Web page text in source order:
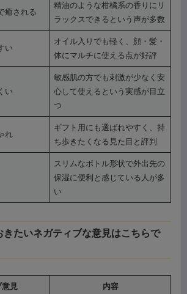
癒される
精油のような柑橘系の香りにリ
ラックスできるという声が多数
い
オイル入りでも軽く、顔・髪・
体にマルチに使える点が好評
い
敏感肌の方でも刺激が少なく安
心して使えるという実感が目立
つ
れ
ギフト用にも選ばれやすく、持
ち歩きたくなる見た目と評判
スリムなボトル形状で外出先の
保湿に便利と感じている人が多
い
きたいネガティブな意見はこちらで
意見 内容